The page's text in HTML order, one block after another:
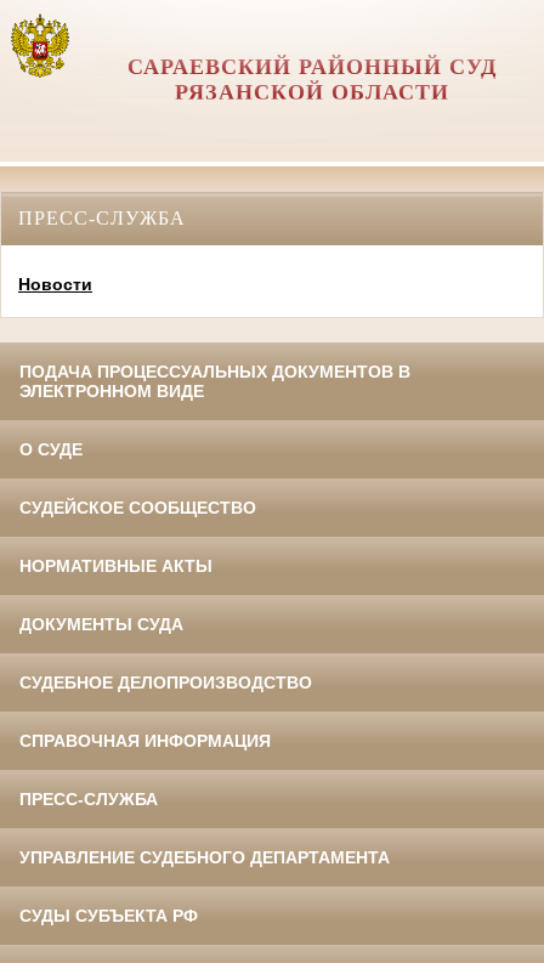
САРАЕВСКИЙ РАЙОННЫЙ СУД
РЯЗАНСКОЙ ОБЛАСТИ
ПРЕСС-СЛУЖБА
Новости
ПОДАЧА ПРОЦЕССУАЛЬНЫХ ДОКУМЕНТОВ В
ЭЛЕКТРОННОМ ВИДЕ
О СУДЕ
СУДЕЙСКОЕ СООБЩЕСТВО
НОРМАТИВНЫЕ АКТЫ
ДОКУМЕНТЫ СУДА
СУДЕБНОЕ ДЕЛОПРОИЗВОДСТВО
СПРАВОЧНАЯ ИНФОРМАЦИЯ
ПРЕСС-СЛУЖБА
УПРАВЛЕНИЕ СУДЕБНОГО ДЕПАРТАМЕНТА
СУДЫ СУБЪЕКТА РФ